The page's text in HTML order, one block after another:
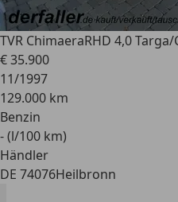
TVR ChimaeraRHD 4,0
€ 35.900
11/1997
129.000 km
Benzin
- (l/100 km)
Händler
DE 74076Heilbronn